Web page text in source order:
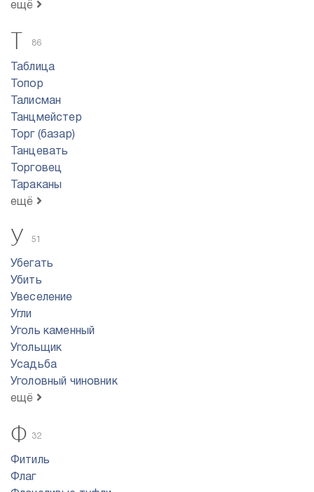
ещё
Т 86
Таблица
Топор
Талисман
Танцмейстер
Торг (базар)
Танцевать
Торговец
Тараканы
ещё
У 51
Убегать
Убить
Увеселение
Угли
Уголь каменный
Угольщик
Усадьба
Уголовный чиновник
ещё
Ф 32
Фитиль
Флаг